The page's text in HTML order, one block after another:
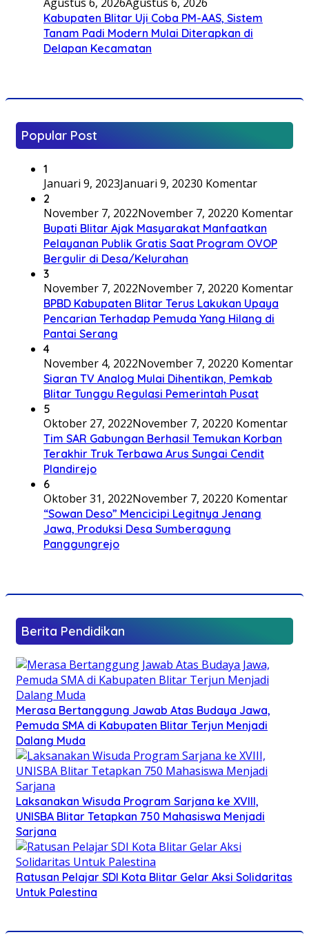
Kabupaten Blitar Uji Coba PM-AAS, Sistem
Tanam Padi Modern Mulai Diterapkan di
Delapan Kecamatan
Popular Post
1
Januari 9, 2023Januari 9, 20230 Komentar
2
November 7, 2022November 7, 20220 Komentar
Bupati Blitar Ajak Masyarakat Manfaatkan
Pelayanan Publik Gratis Saat Program OVOP
Bergulir di Desa/Kelurahan
3
November 7, 2022November 7, 20220 Komentar
BPBD Kabupaten Blitar Terus Lakukan Upaya
Pencarian Terhadap Pemuda Yang Hilang di
Pantai Serang
4
November 4, 2022November 7, 20220 Komentar
Siaran TV Analog Mulai Dihentikan, Pemkab
Blitar Tunggu Regulasi Pemerintah Pusat
5
Oktober 27, 2022November 7, 20220 Komentar
Tim SAR Gabungan Berhasil Temukan Korban
Terakhir Truk Terbawa Arus Sungai Cendit
Plandirejo
6
Oktober 31, 2022November 7, 20220 Komentar
“Sowan Deso” Mencicipi Legitnya Jenang
Jawa, Produksi Desa Sumberagung
Panggungrejo
Berita Pendidikan
Merasa Bertanggung Jawab Atas Budaya Jawa,
Pemuda SMA di Kabupaten Blitar Terjun Menjadi
Dalang Muda
Laksanakan Wisuda Program Sarjana ke XVIII,
UNISBA Blitar Tetapkan 750 Mahasiswa Menjadi
Sarjana
Ratusan Pelajar SDI Kota Blitar Gelar Aksi Solidaritas
Untuk Palestina